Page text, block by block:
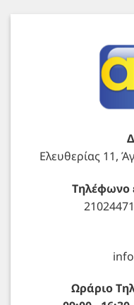
Ελευθερίας 11,
Τηλέφωνο
Ωράριο